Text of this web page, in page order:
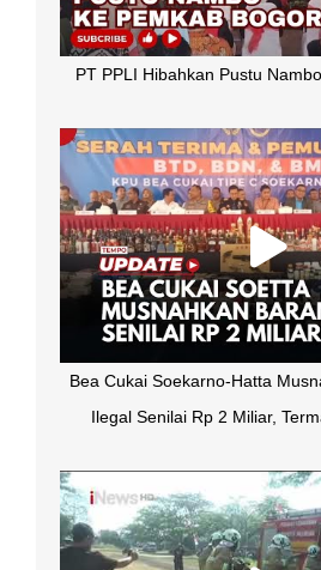
PT PPLI Hibahkan Pustu
Bea Cukai Soekarno-Hatta
Ilegal Senilai Rp 2 Miliar,